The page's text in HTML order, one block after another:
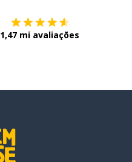
1,47 mi avaliações